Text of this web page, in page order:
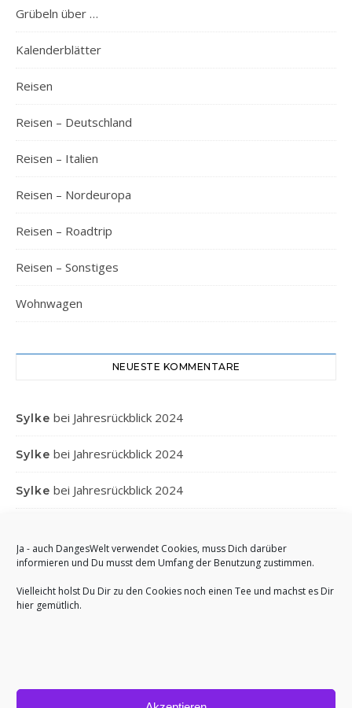
Ja - auch DangesWelt verwendet Cookies, muss Dich darüber
informieren und Du musst dem Umfang der Benutzung zustimmen.
Vielleicht holst Du Dir zu den Cookies noch einen Tee und machst es Dir
hier gemütlich.
Grübeln über …
Kalenderblätter
Reisen
Reisen – Deutschland
Reisen – Italien
Reisen – Nordeuropa
Reisen – Roadtrip
Reisen – Sonstiges
Wohnwagen
NEUESTE KOMMENTARE
Sylke bei Jahresrückblick 2024
Sylke bei Jahresrückblick 2024
Sylke bei Jahresrückblick 2024
AnettbeiJahresrückblick 2024